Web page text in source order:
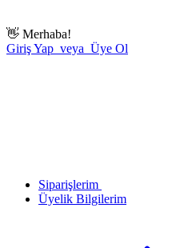
👋 Merhaba!
Giriş Yap veya Üye Ol
Siparişlerim
Üyelik Bilgilerim